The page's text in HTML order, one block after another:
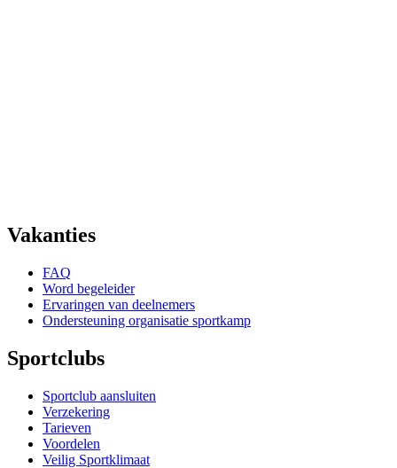
Vakanties
FAQ
Word begeleider
Ervaringen van deelnemers
Ondersteuning organisatie sportkamp
Sportclubs
Sportclub aansluiten
Verzekering
Tarieven
Voordelen
Veilig Sportklimaat